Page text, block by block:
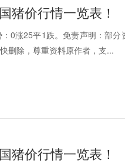
猪价行情一览表！
0涨25平1跌。免责声明：部
删除，尊重资料原作者，支...
猪价行情一览表！